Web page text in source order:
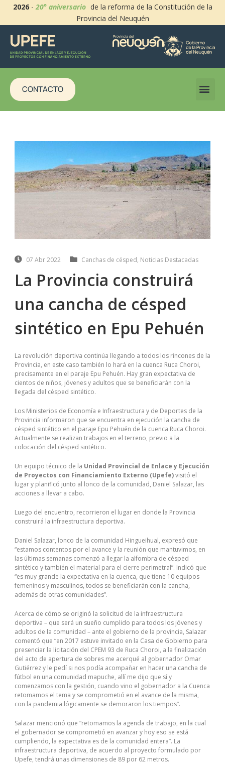
2026-20° aniversario de la reforma de la Constitución de la
Provincia del Neuquén
CONTACTO
07 Abr 2022 Canchas de césped, Noticias Destacadas
La Provincia construirá
una cancha de césped
sintético en Epu Pehuén
La revolución deportiva continúa llegando a todos los rincones de la
Provincia, en este caso también lo hará en la cuenca Ruca Choroi,
precisamente en el paraje Epu Pehuén. Hay gran expectativa de
cientos de niños, jóvenes y adultos que se beneficiarán con la
llegada del césped sintético.
Los Ministerios de Economía e Infraestructura y de Deportes de la
Provincia informaron que se encuentra en ejecución la cancha de
césped sintético en el paraje Epu Pehuén de la cuenca Ruca Choroi.
Actualmente se realizan trabajos en el terreno, previo a la
colocación del césped sintético.
Un equipo técnico de la Unidad Provincial de Enlace y Ejecución
de Proyectos con Financiamiento Externo (Upefe)visitó el
lugar y planificó junto al lonco de la comunidad, Daniel Salazar, las
acciones a llevar a cabo.
Luego del encuentro, recorrieron el lugar en donde la Provincia
construirá la infraestructura deportiva.
Daniel Salazar, lonco de la comunidad Hingueihual, expresó que
“estamos contentos por el avance y la reunión que mantuvimos, en
las últimas semanas comenzó a llegar la alfombra de césped
sintético y también el material para el cierre perimetral”. Indicó que
“es muy grande la expectativa en la cuenca, que tiene 10 equipos
femeninos y masculinos, todos se beneficiarán con la cancha,
además de otras comunidades”.
Acerca de cómo se originó la solicitud de la infraestructura
deportiva – que será un sueño cumplido para todos los jóvenes y
adultos de la comunidad – ante el gobierno de la provincia, Salazar
comentó que “en 2017 estuve invitado en la Casa de Gobierno para
presenciar la licitación del CPEM 93 de Ruca Choroi, a la finalización
del acto de apertura de sobres me acerqué al gobernador Omar
Gutiérrez y le pedí si nos podía acompañar en hacer una cancha de
fútbol en una comunidad mapuche, allí me dijo que sí y
comenzamos con la gestión, cuando vino el gobernador a la Cuenca
retomamos el tema y se comprometió en el avance de la misma,
con la pandemia lógicamente se demoraron los tiempos”.
Salazar mencionó que “retomamos la agenda de trabajo, en la cual
el gobernador se comprometió en avanzar y hoy eso se está
cumpliendo, la expectativa es de la comunidad entera”. La
infraestructura deportiva, de acuerdo al proyecto formulado por
Upefe, tendrá unas dimensiones de 89 por 62 metros.